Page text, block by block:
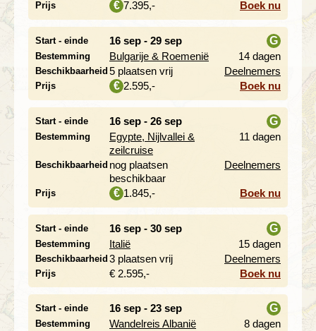
Prijs € 7.395,- Boek nu
Start - einde 16 sep - 29 sep
Bestemming Bulgarije & Roemenië
G
14 dagen
Beschikbaarheid 5 plaatsen vrij Deelnemers
Prijs € 2.595,- Boek nu
Start - einde 16 sep - 26 sep
Bestemming
Egypte, Nijlvallei &
zeilcruise
G
11 dagen
Beschikbaarheid nog plaatsen
beschikbaar
Deelnemers
Prijs € 1.845,- Boek nu
Start - einde 16 sep - 30 sep
Bestemming Italië
G
15 dagen
Beschikbaarheid 3 plaatsen vrij Deelnemers
Prijs € 2.595,- Boek nu
Start - einde 16 sep - 23 sep
Bestemming Wandelreis Albanië
G
8 dagen